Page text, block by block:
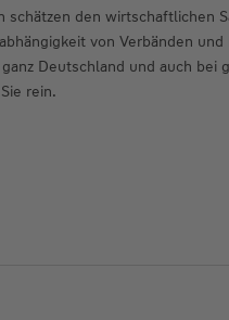
den wirtschaftlichen
von Verbänden
Deutschland und auch bei
rein.